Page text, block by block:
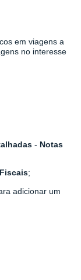
em viagens a
no interesse
- Notas
;
adicionar um